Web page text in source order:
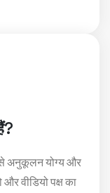
से अनुकूलन योग्य और
वीडियो पक्ष का